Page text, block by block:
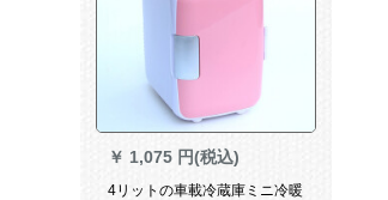
￥ 1,075 円(税込)
4リットの車載冷蔵庫ミニ冷暖